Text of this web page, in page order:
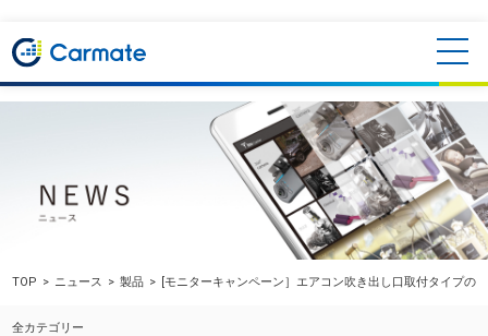
TOP ニュース 製品 [モニターキャンペーン］エアコン吹き出し口取付タイプの
全カテゴリー